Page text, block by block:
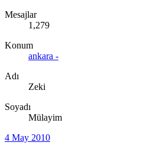
Mesajlar
1,279
Konum
ankara -
Adı
Zeki
Soyadı
Mülayim
4 May 2010